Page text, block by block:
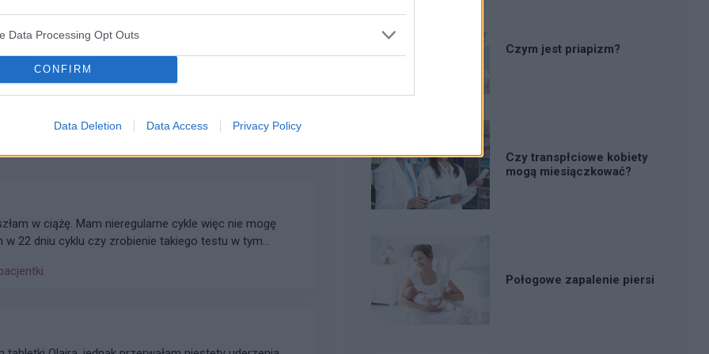
Data Processing Opt Outs
CONFIRM
Data Deletion Data Access Privacy Policy
w ciążę. Mam nieregularne cykle więc nie mogę
22 dniu cyklu czy zrobienie takiego testu w tym
Czym jest priapizm?
Czy transpłciowe kobiety
mogą miesiączkować?
Połogowe zapalenie piersi